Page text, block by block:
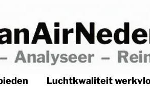
Luchtkwaliteit